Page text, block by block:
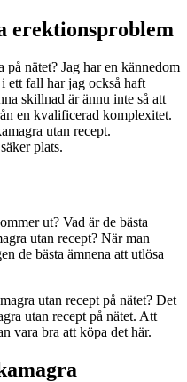
erektionsproblem
nätet? Jag har en kännedom
ett fall har jag också haft
skillnad är ännu inte så att
en kvalificerad komplexitet.
utan recept.
plats.
ut? Vad är de bästa
utan recept? När man
de bästa ämnena att utlösa
utan recept på nätet? Det
utan recept på nätet. Att
vara bra att köpa det här.